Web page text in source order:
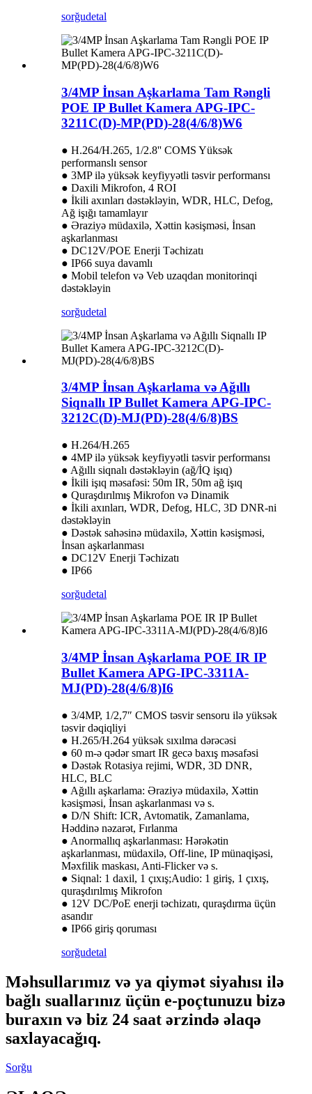
sorğudetal
3/4MP İnsan Aşkarlama Tam Rəngli
POE IP Bullet Kamera APG-IPC-
3211C(D)-MP(PD)-28(4/6/8)W6
● H.264/H.265, 1/2.8'' COMS Yüksək
performanslı sensor
● 3MP ilə yüksək keyfiyyətli təsvir performansı
● Daxili Mikrofon, 4 ROI
● İkili axınları dəstəkləyin, WDR, HLC, Defog,
Ağ işığı tamamlayır
● Əraziyə müdaxilə, Xəttin kəsişməsi, İnsan
aşkarlanması
● DC12V/POE Enerji Təchizatı
● IP66 suya davamlı
● Mobil telefon və Veb uzaqdan monitorinqi
dəstəkləyin
sorğudetal
3/4MP İnsan Aşkarlama və Ağıllı
Siqnallı IP Bullet Kamera APG-IPC-
3212C(D)-MJ(PD)-28(4/6/8)BS
● H.264/H.265
● 4MP ilə yüksək keyfiyyətli təsvir performansı
● Ağıllı siqnalı dəstəkləyin (ağ/İQ işıq)
● İkili işıq məsafəsi: 50m IR, 50m ağ işıq
● Quraşdırılmış Mikrofon və Dinamik
● İkili axınları, WDR, Defog, HLC, 3D DNR-ni
dəstəkləyin
● Dəstək sahəsinə müdaxilə, Xəttin kəsişməsi,
İnsan aşkarlanması
● DC12V Enerji Təchizatı
● IP66
sorğudetal
3/4MP İnsan Aşkarlama POE IR IP
Bullet Kamera APG-IPC-3311A-
MJ(PD)-28(4/6/8)I6
● 3/4MP, 1/2,7″ CMOS təsvir sensoru ilə yüksək
təsvir dəqiqliyi
● H.265/H.264 yüksək sıxılma dərəcəsi
● 60 m-ə qədər smart IR gecə baxış məsafəsi
● Dəstək Rotasiya rejimi, WDR, 3D DNR,
HLC, BLC
● Ağıllı aşkarlama: Əraziyə müdaxilə, Xəttin
kəsişməsi, İnsan aşkarlanması və s.
● D/N Shift: ICR, Avtomatik, Zamanlama,
Həddinə nəzarət, Fırlanma
● Anormallıq aşkarlanması: Hərəkətin
aşkarlanması, müdaxilə, Off-line, IP münaqişəsi,
Məxfilik maskası, Anti-Flicker və s.
● Siqnal: 1 daxil, 1 çıxış;Audio: 1 giriş, 1 çıxış,
quraşdırılmış Mikrofon
● 12V DC/PoE enerji təchizatı, quraşdırma üçün
asandır
● IP66 giriş qoruması
sorğudetal
Məhsullarımız və ya qiymət siyahısı ilə
bağlı suallarınız üçün e-poçtunuzu bizə
buraxın və biz 24 saat ərzində əlaqə
saxlayacağıq.
Sorğu